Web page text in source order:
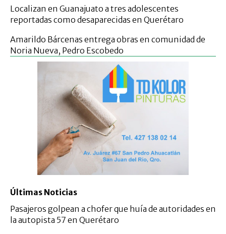
Localizan en Guanajuato a tres adolescentes
reportadas como desaparecidas en Querétaro
Amarildo Bárcenas entrega obras en comunidad de
Noria Nueva, Pedro Escobedo
Últimas Noticias
Pasajeros golpean a chofer que huía de autoridades en
la autopista 57 en Querétaro